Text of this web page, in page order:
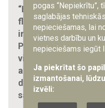
“Baltijas reģions un
flanga valstis
ir kļuvušas par
Perspektīvā šeit
vides projekti, kas
alianses
drošību, gan
sasilšanu,”
pogas “Nepiekrītu”,
saglabājas
nepieciešamas, lai
vietnes darbību un
nepieciešams iegūt
Ja piekrītat šo
izmantošanai,
izvēli: